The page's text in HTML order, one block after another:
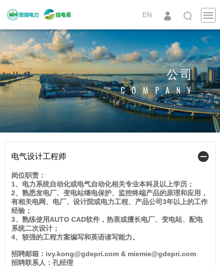
EN
公司
COMPANY
电气设计工程师
岗位职责：
1、电力系统自动化或电气自动化相关专业本科及以上学历；
2、熟悉发电厂、变电站继电保护、监控终端产品的原理和应用，
有相关电网、电厂、设计院或电力工程、产品公司3年以上的工作
经验；
3、熟练使用AUTO CAD软件，热衷或擅长电厂、变电站、配电
系统二次设计；
4、较强的工程方案编写和英语读写能力。
招聘邮箱：ivy.kong@gdepri.com & miemie@gdepri.com
招聘联系人：孔经理